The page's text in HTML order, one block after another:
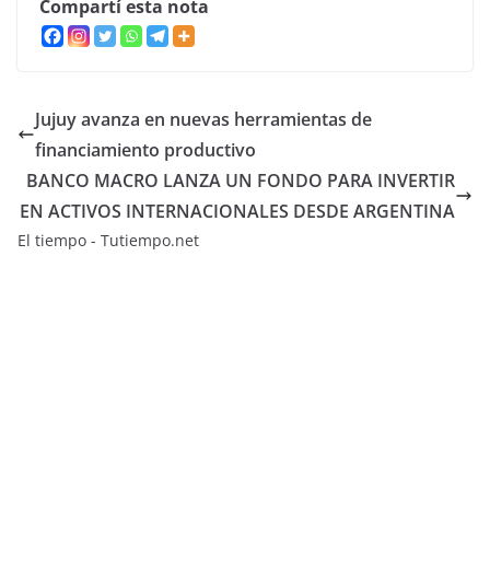
Compartí esta nota
Jujuy avanza en nuevas herramientas de
financiamiento productivo
BANCO MACRO LANZA UN FONDO PARA INVERTIR
EN ACTIVOS INTERNACIONALES DESDE ARGENTINA
El tiempo - Tutiempo.net